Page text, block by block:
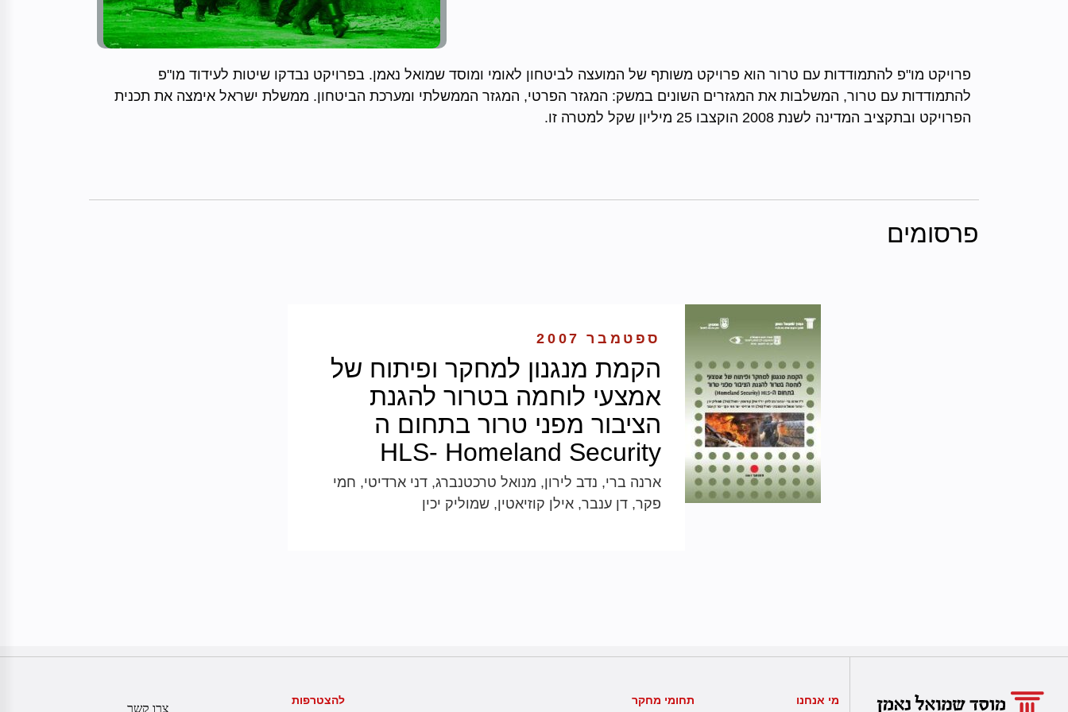
פרויקט מו"פ להתמודדות עם טרור הוא פרויקט משותף של המועצה לביטחון לאומי ומוסד שמואל נאמן. בפרויקט נבדקו שיטות לעידוד מו"פ
להתמודדות עם טרור, המשלבות את המגזרים השונים במשק: המגזר הפרטי, המגזר הממשלתי ומערכת הביטחון. ממשלת ישראל אימצה את תכנית
הפרויקט ובתקציב המדינה לשנת 2008 הוקצבו 25 מיליון שקל למטרה זו.
פרסומים
ספטמבר 2007
הקמת מנגנון למחקר ופיתוח של
אמצעי לוחמה בטרור להגנת
הציבור מפני טרור בתחום ה
HLS- Homeland Security
ארנה ברי, נדב לירון, מנואל טרכטנברג, דני ארדיטי, חמי
פקר, דן ענבר, אילן קוזיאטין, שמוליק יכין
מי אנחנו תחומי מחקר להצטרפות
צרו קשר